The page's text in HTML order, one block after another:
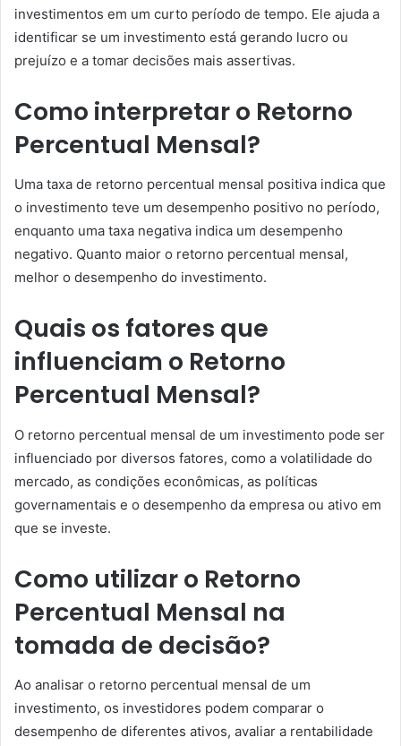
investimentos em um curto período de tempo. Ele ajuda a
identificar se um investimento está gerando lucro ou
prejuízo e a tomar decisões mais assertivas.
Como interpretar o Retorno
Percentual Mensal?
Uma taxa de retorno percentual mensal positiva indica que
o investimento teve um desempenho positivo no período,
enquanto uma taxa negativa indica um desempenho
negativo. Quanto maior o retorno percentual mensal,
melhor o desempenho do investimento.
Quais os fatores que
influenciam o Retorno
Percentual Mensal?
O retorno percentual mensal de um investimento pode ser
influenciado por diversos fatores, como a volatilidade do
mercado, as condições econômicas, as políticas
governamentais e o desempenho da empresa ou ativo em
que se investe.
Como utilizar o Retorno
Percentual Mensal na
tomada de decisão?
Ao analisar o retorno percentual mensal de um
investimento, os investidores podem comparar o
desempenho de diferentes ativos, avaliar a rentabilidade